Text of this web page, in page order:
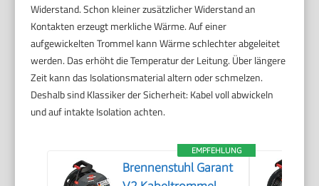
Widerstand. Schon kleiner zusätzlicher Widerstand an
Kontakten erzeugt merkliche Wärme. Auf einer
aufgewickelten Trommel kann Wärme schlechter abgeleitet
werden. Das erhöht die Temperatur der Leitung. Über längere
Zeit kann das Isolationsmaterial altern oder schmelzen.
Deshalb sind Klassiker der Sicherheit: Kabel voll abwickeln
und auf intakte Isolation achten.
EMPFEHLUNG
Brennenstuhl Garant